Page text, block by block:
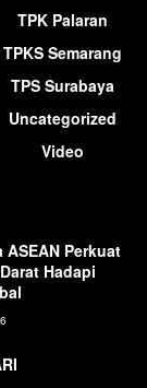
TPK Palaran
TPKS Semarang
TPS Surabaya
Uncategorized
Video
Perkuat
Hadapi